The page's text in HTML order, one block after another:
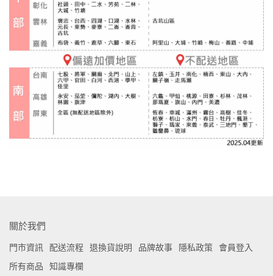
關於我們
門市資訊 配送流程 退換貨說明 品牌故事 隱私政策
會員登入
所有商品
知識專欄